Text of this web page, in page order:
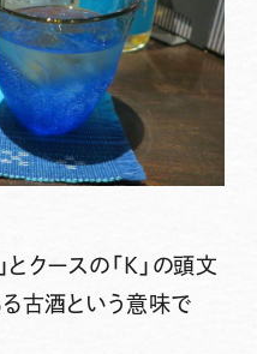
とクースの「Ｋ」の頭文
古酒という意味で